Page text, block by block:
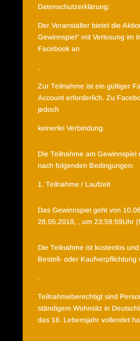
Datenschutzerklärung:
Der Veranstalter bietet die
Gewinnspiel“ mit Verlosung im
Facebook an
.
Zur Teilnahme ist ein gültiger
Account erforderlich. Zu
jedoch
keinerlei Verbindung.
Die Teilnahme am Gewinnspiel
nach folgenden Bedingungen:
1. Teilnahme / Laufzeit
Das Gewinnspiel geht von
28.05.2018, , um 23:59:59Uhr
Die Teilnahme ist kostenlos
Bestell- oder Kaufverpflichtung
.
Teilnahmeberechtigt sind
ständigem Wohnsitz in
das 18. Lebensjahr vollendet